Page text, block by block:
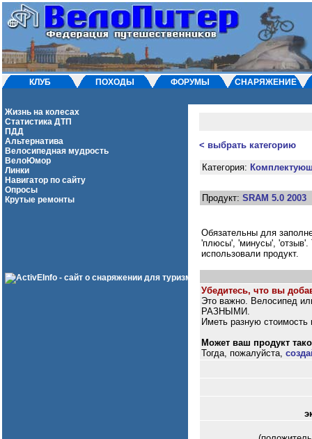
КЛУБ ПОХОДЫ ФОРУМЫ СНАРЯЖЕНИЕ
Жизнь на колесах
Статистика ДТП
ПДД
Альтернатива
Велосипедная мудрость
ВелоЮмор
Линки
Навигатор по сайту
Опросы
Крутые ремонты
< выбрать категорию
Категория:
Продукт: SRAM 5.0 2003
Обязательны для
'плюсы', 'минусы', 'отзыв'.
использовали продукт.
Убедитесь, что вы
Это важно. Велосипед
РАЗНЫМИ.
Иметь разную стоимость
Может ваш продукт
Тогда, пожалуйста,